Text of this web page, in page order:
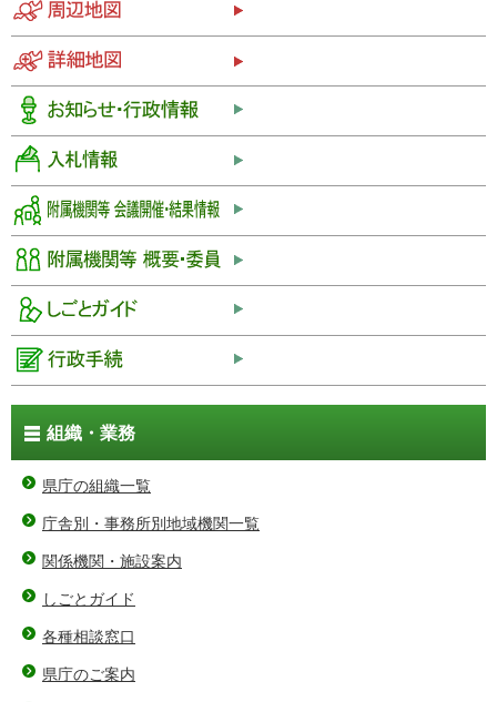
組織・業務
県庁の組織一覧
庁舎別・事務所別地域機関一覧
関係機関・施設案内
しごとガイド
各種相談窓口
県庁のご案内